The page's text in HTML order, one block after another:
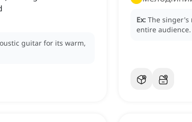
guitar for its warm,
Ex: The singer's
entire audience.